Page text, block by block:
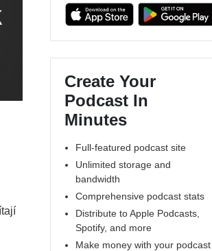
Create Your
Podcast In
Minutes
Full-featured podcast site
Unlimited storage and
bandwidth
Comprehensive podcast stats
Distribute to Apple Podcasts,
Spotify, and more
Make money with your podcast